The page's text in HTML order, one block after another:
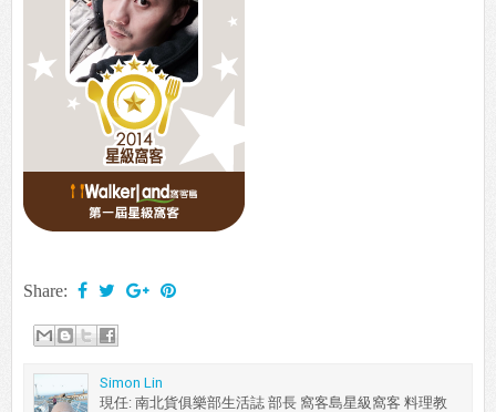
Share:
Simon Lin
現任: 南北貨俱樂部生活誌 部長 窩客島星級窩客 料理教